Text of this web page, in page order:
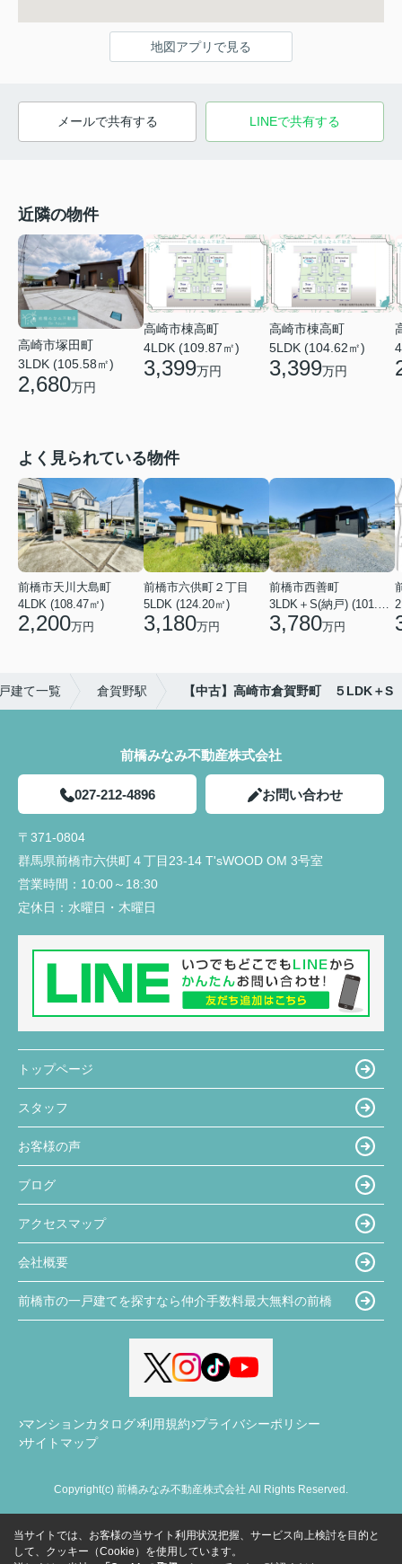
地図アプリで見る
メールで共有する LINEで共有する
近隣の物件
高崎市塚田町
3LDK (105.58㎡)
2,680万円
高崎市棟高町
4LDK (109.87㎡)
3,399万円
高崎市棟高町
5LDK (104.62㎡)
3,399万円
よく見られている物件
前橋市天川大島町
4LDK (108.47㎡)
2,200万円
前橋市六供町２丁目
5LDK (124.20㎡)
3,180万円
前橋市西善町
3LDK＋S(納戸) (101.02㎡)
3,780万円
建て一覧 倉賀野駅 【中古】高崎市倉賀野町 ５LDK＋S
前橋みなみ不動産株式会社
027-212-4896 お問い合わせ
〒371-0804
群馬県前橋市六供町４丁目23‐14 T'sWOOD OM 3号室
営業時間： 10:00～18:30
定休日： 水曜日・木曜日
トップページ
スタッフ
お客様の声
ブログ
アクセスマップ
会社概要
前橋市の一戸建てを探すなら仲介手数料最大無料の前橋
マンションカタログ 利用規約 プライバシーポリシー
サイトマップ
Copyright(c) 前橋みなみ不動産株式会社 All Rights Reserved.
当サイトでは、お客様の当サイト利用状況把握、サービス向上検討を目的と
して、クッキー（Cookie）を使用しています。